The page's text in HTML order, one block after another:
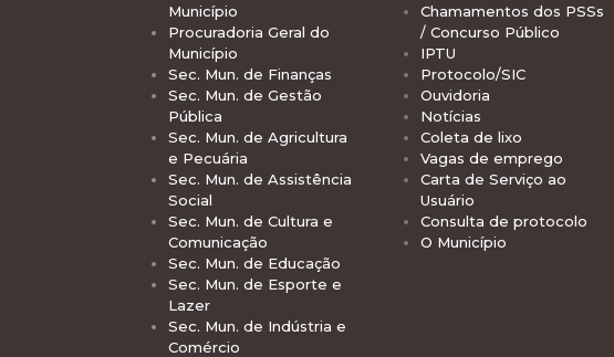
Município
Procuradoria Geral do
Município
Sec. Mun. de Finanças
Sec. Mun. de Gestão
Pública
Sec. Mun. de Agricultura
e Pecuária
Sec. Mun. de Assistência
Social
Sec. Mun. de Cultura e
Comunicação
Sec. Mun. de Educação
Sec. Mun. de Esporte e
Lazer
Sec. Mun. de Indústria e
Comércio
Chamamentos dos PSSs
/ Concurso Público
IPTU
Protocolo/SIC
Ouvidoria
Notícias
Coleta de lixo
Vagas de emprego
Carta de Serviço ao
Usuário
Consulta de protocolo
O Município